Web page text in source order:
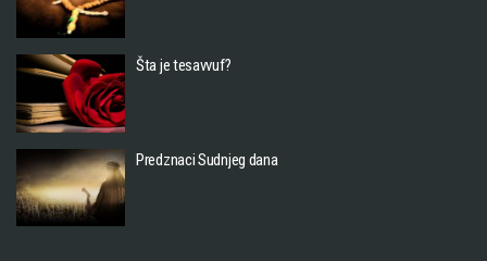
Šta je tesavvuf?
Predznaci Sudnjeg dana